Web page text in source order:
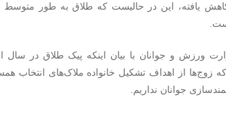
ورزش و جوانان با بیان اینکه پیک طلاق در
از اهداف تشکیل خانواده ملاک‌های انتخاب
جوانان نداریم.